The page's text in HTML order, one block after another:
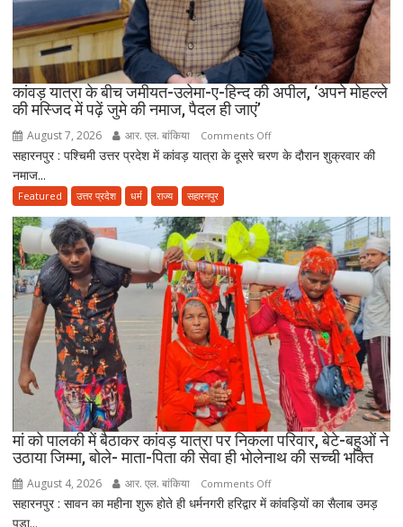
आपत्ति,
मौलाना
राशिद
सिद्दीकी
ने
कांवड़ यात्रा के बीच जमीयत-उलेमा-ए-हिन्द की अपील, ‘अपने मोहल्ले
की मस्जिद में पढ़ें जुमे की नमाज, पैदल ही जाएं’
August 7, 2026 आर. एल. बांकिया Comments Offon
कांवड़
बीच
जमीयत-
उलेमा-
ए-
हिन्द
की
अपील,
‘अपने
मोहल्ले
की
मस्जिद
में
पढ़ें
नमाज,
सहारनपुर : पश्चिमी उत्तर प्रदेश में कांवड़ यात्रा के दूसरे चरण के दौरान शुक्रवार की
नमाज...
Featured उत्तर प्रदेश धर्म राज्य सहारनपुर
मां को पालकी में बैठाकर कांवड़ यात्रा पर निकला परिवार, बेटे-बहुओं ने
उठाया जिम्मा, बोले- माता-पिता की सेवा ही भोलेनाथ की सच्ची भक्ति
August 4, 2026 आर. एल. बांकिया Comments Offon
मां
सहारनपुर : सावन का महीना शुरू होते ही धर्मनगरी हरिद्वार में कांवड़ियों का सैलाब उमड़
पड़ा...